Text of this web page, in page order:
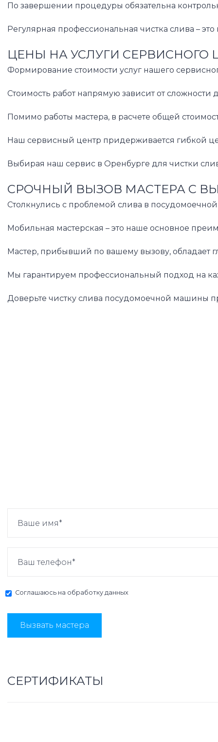
По завершении процедуры обязательна
Регулярная профессиональная чистка слива –
ЦЕНЫ НА УСЛУГИ СЕРВИСНОГО
Формирование стоимости услуг нашего
Стоимость работ напрямую зависит от
Помимо работы мастера, в расчете общей
Наш сервисный центр придерживается гибкой
Выбирая наш сервис в Оренбурге для чистки
СРОЧНЫЙ ВЫЗОВ МАСТЕРА С
Столкнулись с проблемой слива в
Мобильная мастерская – это наше основное
Мастер, прибывший по вашему вызову, обладает
Мы гарантируем профессиональный подход на
Доверьте чистку слива посудомоечной машины
Соглашаюсь на обработку данных
Вызвать мастера
СЕРТИФИКАТЫ